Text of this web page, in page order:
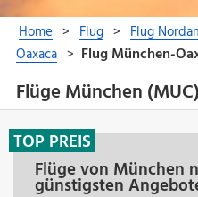
Flüge München
Flüge von München
günstigsten
TOP PREIS